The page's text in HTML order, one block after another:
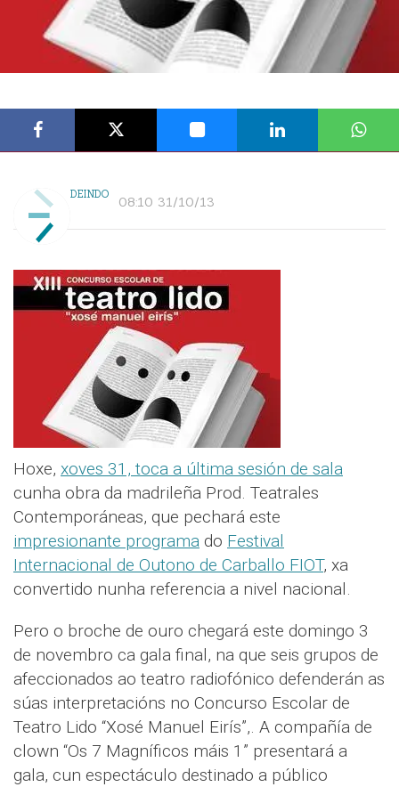
DEINDO 08:10 31/10/13
Hoxe, xoves 31, toca a última sesión de sala
cunha obra da madrileña Prod. Teatrales
Contemporáneas, que pechará este
impresionante programa do Festival
Internacional de Outono de Carballo FIOT, xa
convertido nunha referencia a nivel nacional.
Pero o broche de ouro chegará este domingo 3
de novembro ca gala final, na que seis grupos de
afeccionados ao teatro radiofónico defenderán as
súas interpretacións no Concurso Escolar de
Teatro Lido “Xosé Manuel Eirís”,. A compañía de
clown “Os 7 Magníficos máis 1” presentará a
gala, cun espectáculo destinado a público